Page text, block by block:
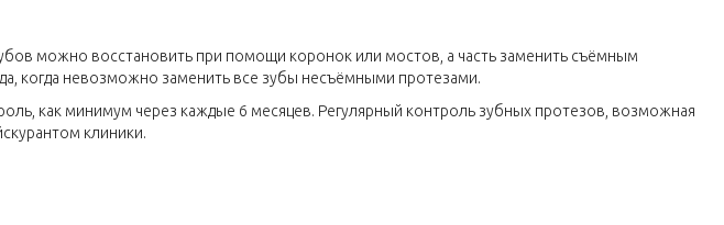
можно восстановить при помощи коронок или мостов, а часть заменить съёмным
когда невозможно заменить все зубы несъёмными протезами.
как минимум через каждые 6 месяцев. Регулярный контроль зубных протезов, возможная
клиники.